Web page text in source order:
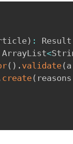
) :
<
( ) . validate( a
create( reasons